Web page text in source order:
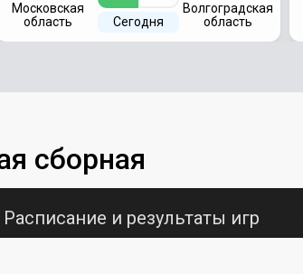
Московская
область
Сегодня
Волгоградская
область
сборная
Расписание и результаты игр